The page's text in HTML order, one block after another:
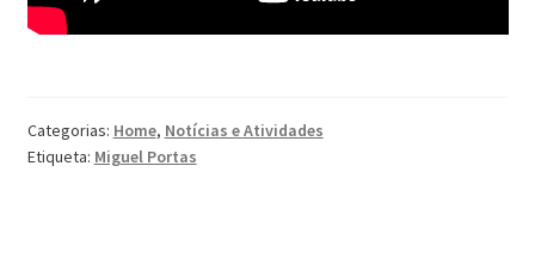
Categorias: Home, Notícias e Atividades
Etiqueta: Miguel Portas